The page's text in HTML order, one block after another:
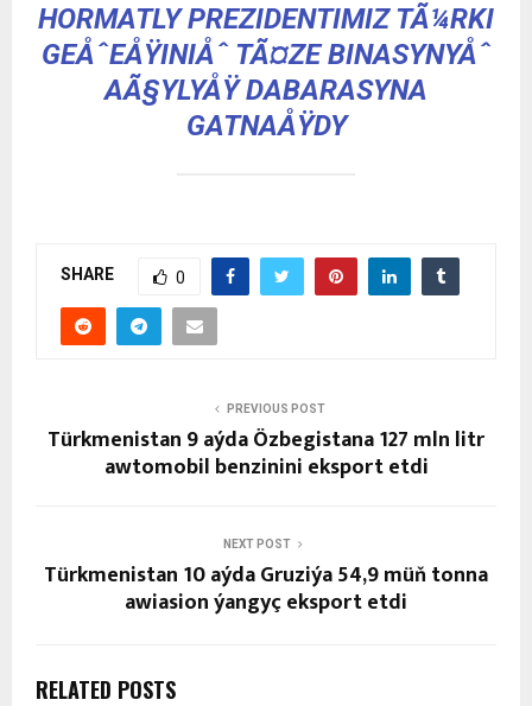
HORMATLY PREZIDENTIMIZ TÃ¼RKI
GEÅˆEÅŸINIÅˆ TÃ¤ZE BINASYNYÅˆ
AÃ§YLYÅŸ DABARASYNA
GATNAÅŸDY
SHARE 0
PREVIOUS POST
Türkmenistan 9 aýda Özbegistana 127 mln litr
awtomobil benzinini eksport etdi
NEXT POST
Türkmenistan 10 aýda Gruziýa 54,9 müň tonna
awiasion ýangyç eksport etdi
RELATED POSTS